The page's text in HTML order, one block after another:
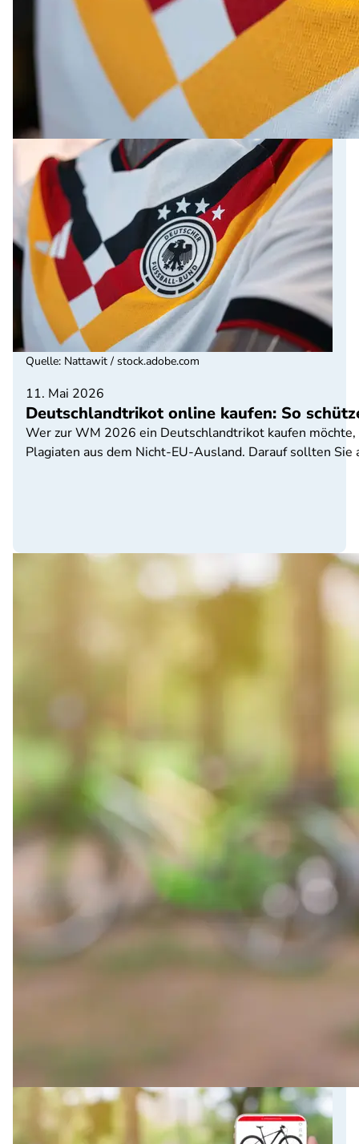
11. Mai 2026
Deutschlandtrikot online kaufen: So
Wer zur WM 2026 ein Deutschlandtrikot kaufen
Plagiaten aus dem Nicht-EU-Ausland. Darauf sollten Sie
Quelle: Nattawit / stock.adobe.com